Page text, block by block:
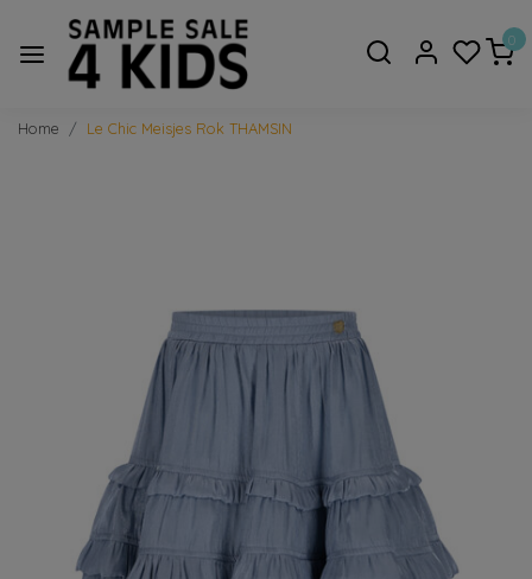
0
Home Le Chic Meisjes Rok THAMSIN
Vorige